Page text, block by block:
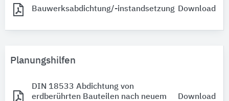
Bauwerksabdichtung/-instandsetzung Download
Planungshilfen
DIN 18533 Abdichtung von
erdberührten Bauteilen nach neuem
Download